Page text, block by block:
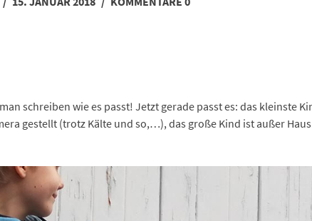
schreiben wie es passt! Jetzt gerade passt es: das kleinste
gestellt (trotz Kälte und so,…), das große Kind ist außer